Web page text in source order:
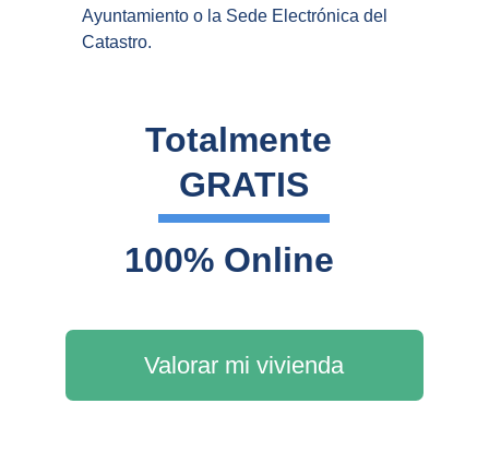
Ayuntamiento o la Sede Electrónica del
Catastro.
Totalmente
GRATIS
Valorar mi vivienda
100% Online